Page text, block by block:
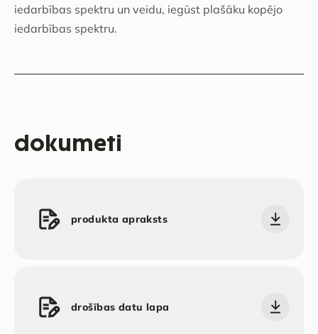
iedarbības spektru un veidu, iegūst plašāku kopējo
iedarbības spektru.
dokumeti
produkta apraksts
drošības datu lapa